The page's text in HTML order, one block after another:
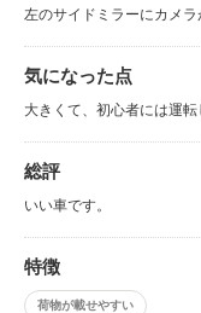
左のサイドミラーにカメラ
気になった点
大きくて、初心者には運転
総評
いい車です。
特徴
荷物が載せやすい